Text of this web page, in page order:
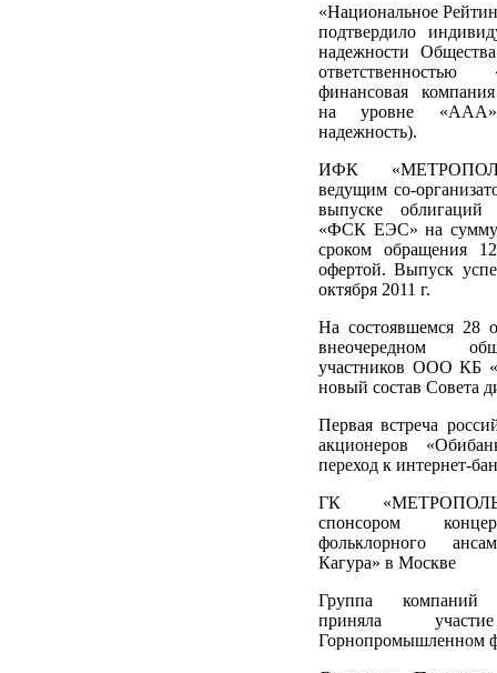
«Национальное
подтвердило
надежности
ответственностью
финансовая
на уровне «AAА»
надежность).
ИФК
ведущим со-
выпуске
«ФСК ЕЭС» на сумму
сроком обращения
офертой. Выпуск
октября 2011 г.
На состоявшемся 28
внеочередном
участников ООО КБ
новый состав Совета
Первая встреча
акционеров
переход к интернет-
ГК
спонсором
фольклорного
Кагура» в Москве
Группа
приняла
Горнопромышленном